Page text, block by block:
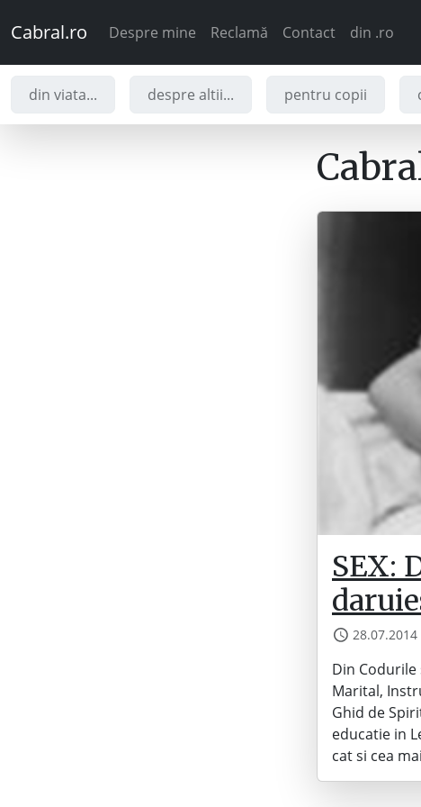
Cabral.ro Despre mine Reclamă Contact din .ro
din viata... despre altii... pentru copii
SEX:
28.07.2014
Din
Marital,
Ghid de
educatie in
cat si cea